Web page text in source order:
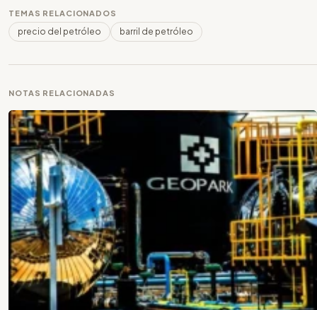
TEMAS RELACIONADOS
precio del petróleo barril de petróleo
NOTAS RELACIONADAS